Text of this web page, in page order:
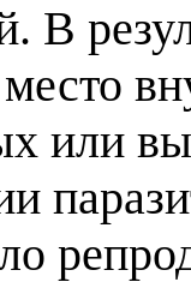
В
или